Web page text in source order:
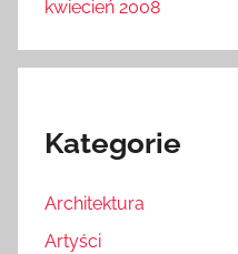
kwiecień 2008
Kategorie
Architektura
Artyści